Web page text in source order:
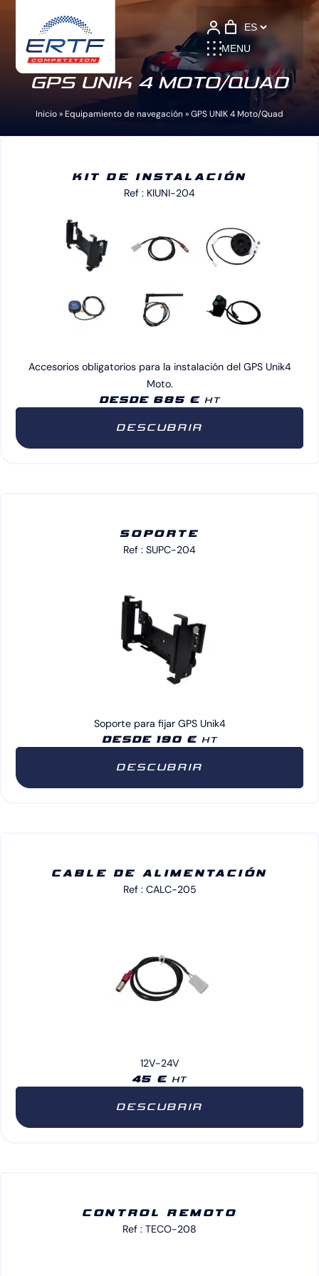
MENU
Language
GPS UNIK 4 MOTO/QUAD
Inicio» Equipamiento de navegación»GPS UNIK 4 Moto/Quad
KIT DE INSTALACIÓN
Ref : KIUNI-204
Accesorios obligatorios para la instalación del GPS Unik4
Moto.
DESDE 685 € HT
DESCUBRIR
SOPORTE
Ref : SUPC-204
Soporte para fijar GPS Unik4
DESDE 190 € HT
DESCUBRIR
CABLE DE ALIMENTACIÓN
Ref : CALC-205
12V-24V
45 € HT
DESCUBRIR
CONTROL REMOTO
Ref : TECO-208